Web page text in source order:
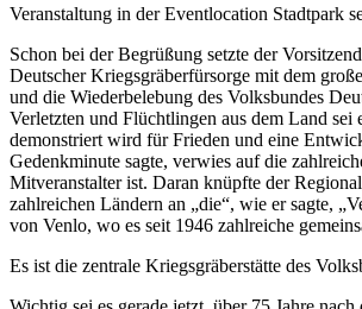
Veranstaltung in der Eventlocation Stadtpark
Schon bei der Begrüßung setzte der
Deutscher Kriegsgräberfürsorge mit dem
und die Wiederbelebung des Volksbundes
Verletzten und Flüchtlingen aus dem Land
demonstriert wird für Frieden und eine
Gedenkminute sagte, verwies auf die
Mitveranstalter ist. Daran knüpfte der
zahlreichen Ländern an „die“, wie er sagte,
von Venlo, wo es seit 1946 zahlreiche
Es ist die zentrale Kriegsgräberstätte des